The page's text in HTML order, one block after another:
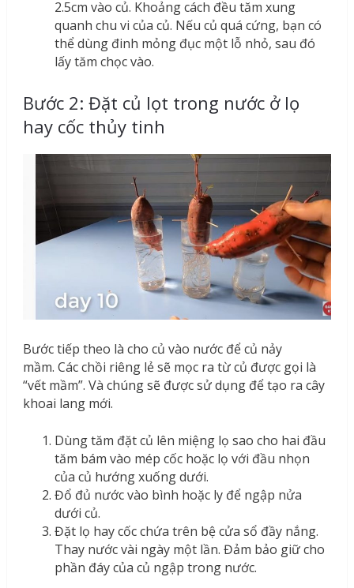
2.5cm vào củ. Khoảng cách đều tăm xung
quanh chu vi của củ. Nếu củ quá cứng, bạn có
thể dùng đinh mỏng đục một lỗ nhỏ, sau đó
lấy tăm chọc vào.
Bước 2: Đặt củ lọt trong nước ở lọ
hay cốc thủy tinh
Bước tiếp theo là cho củ vào nước để củ nảy
mầm. Các chồi riêng lẻ sẽ mọc ra từ củ được gọi là
“vết mầm”. Và chúng sẽ được sử dụng để tạo ra cây
khoai lang mới.
Dùng tăm đặt củ lên miệng lọ sao cho hai đầu
tăm bám vào mép cốc hoặc lọ với đầu nhọn
của củ hướng xuống dưới.
Đổ đủ nước vào bình hoặc ly để ngập nửa
dưới củ.
Đặt lọ hay cốc chứa trên bệ cửa sổ đầy nắng.
Thay nước vài ngày một lần. Đảm bảo giữ cho
phần đáy của củ ngập trong nước.